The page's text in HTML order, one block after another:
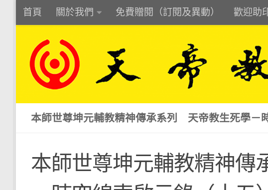
Skip to content
首頁 關於我們 免費贈閱（訂閱及異動） 歡迎助
本師世尊坤元輔教精神傳承系列 天帝教生死學－
本師世尊坤元輔教精神